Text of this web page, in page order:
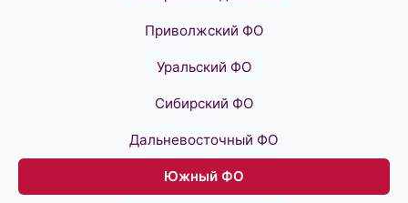
Приволжский ФО
Уральский ФО
Сибирский ФО
Дальневосточный ФО
Южный ФО